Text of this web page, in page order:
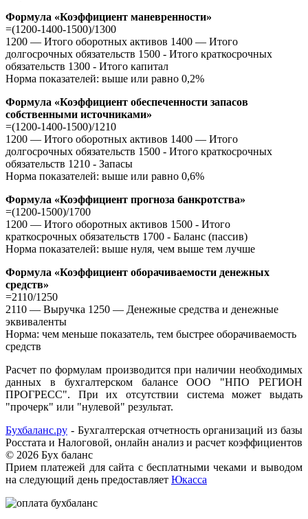
Формула «Коэффициент маневренности»
=(1200-1400-1500)/1300
1200 — Итого оборотных активов 1400 — Итого
долгосрочных обязательств 1500 - Итого краткосрочных
обязательств 1300 - Итого капитал
Норма показателей: выше или равно 0,2%
Формула «Коэффициент обеспеченности запасов
собственными источниками»
=(1200-1400-1500)/1210
1200 — Итого оборотных активов 1400 — Итого
долгосрочных обязательств 1500 - Итого краткосрочных
обязательств 1210 - Запасы
Норма показателей: выше или равно 0,6%
Формула «Коэффициент прогноза банкротства»
=(1200-1500)/1700
1200 — Итого оборотных активов 1500 - Итого
краткосрочных обязательств 1700 - Баланс (пассив)
Норма показателей: выше нуля, чем выше тем лучше
Формула «Коэффициент оборачиваемости денежных
средств»
=2110/1250
2110 — Выручка 1250 — Денежные средства и денежные
эквиваленты
Норма: чем меньше показатель, тем быстрее оборачиваемость
средств
Расчет по формулам производится при наличии необходимых
данных в бухгалтерском балансе ООО "НПО РЕГИОН
ПРОГРЕСС". При их отсутствии система может выдать
"прочерк" или "нулевой" результат.
Бухбаланс.ру - Бухгалтерская отчетность организаций из базы
Росстата и Налоговой, онлайн анализ и расчет коэффициентов
© 2026 Бух баланс
Прием платежей для сайта с бесплатными чеками и выводом
на следующий день предоставляет Юкасса